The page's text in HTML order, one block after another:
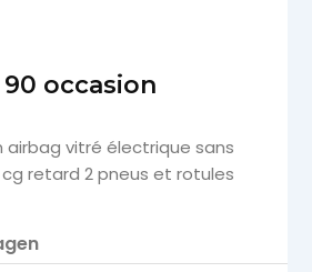
occasion
airbag vitré électrique sans
retard 2 pneus et rotules